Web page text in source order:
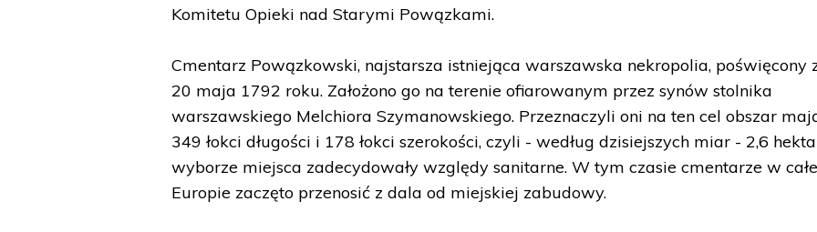
Komitetu Opieki nad Starymi Powązkami.
Cmentarz Powązkowski, najstarsza istniejąca warszawska nekropolia, poświęcony
20 maja 1792 roku. Założono go na terenie ofiarowanym przez synów stolnika
warszawskiego Melchiora Szymanowskiego. Przeznaczyli oni na ten cel obszar
349 łokci długości i 178 łokci szerokości, czyli - według dzisiejszych miar - 2,6
wyborze miejsca zadecydowały względy sanitarne. W tym czasie cmentarze w
Europie zaczęto przenosić z dala od miejskiej zabudowy.